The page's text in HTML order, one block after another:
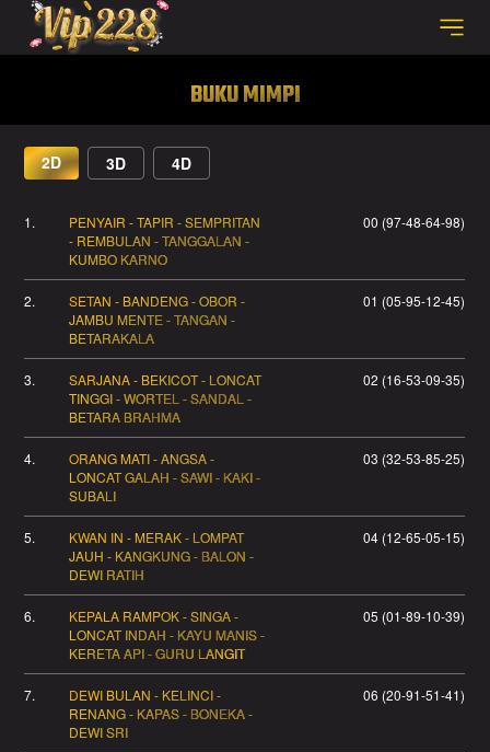
BUKU MIMPI
2D 3D 4D
1.
PENYAIR - TAPIR - SEMPRITAN
- REMBULAN - TANGGALAN -
KUMBO KARNO
00 (97-48-64-98)
2.
SETAN - BANDENG - OBOR -
JAMBU MENTE - TANGAN -
BETARAKALA
01 (05-95-12-45)
3.
SARJANA - BEKICOT - LONCAT
TINGGI - WORTEL - SANDAL -
BETARA BRAHMA
02 (16-53-09-35)
4.
ORANG MATI - ANGSA -
LONCAT GALAH - SAWI - KAKI -
SUBALI
03 (32-53-85-25)
5.
KWAN IN - MERAK - LOMPAT
JAUH - KANGKUNG - BALON -
DEWI RATIH
04 (12-65-05-15)
6.
KEPALA RAMPOK - SINGA -
LONCAT INDAH - KAYU MANIS -
KERETA API - GURU LANGIT
05 (01-89-10-39)
7.
DEWI BULAN - KELINCI -
RENANG - KAPAS - BONEKA -
DEWI SRI
06 (20-91-51-41)